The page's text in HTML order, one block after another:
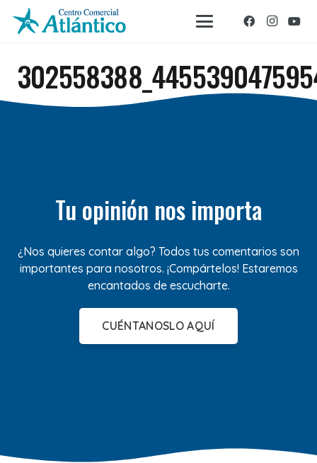
Tu opinión nos importa
¿Nos quieres contar algo? Todos tus comentarios son
importantes para nosotros. ¡Compártelos! Estaremos
encantados de escucharte.
CUÉNTANOSLO AQUÍ